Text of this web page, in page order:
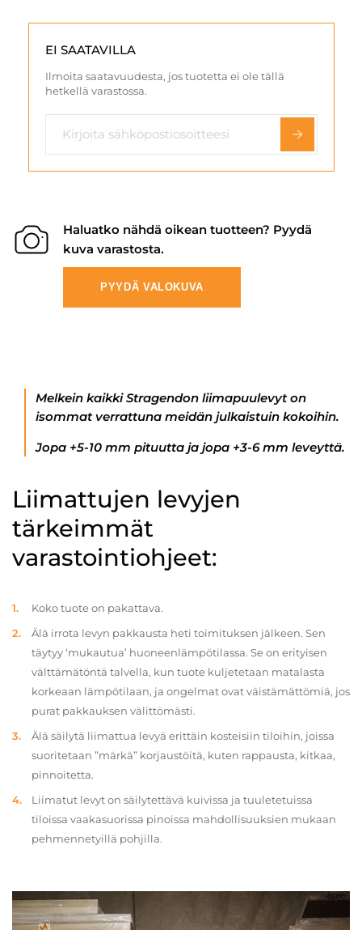
EI SAATAVILLA
Ilmoita saatavuudesta, jos tuotetta ei ole tällä
hetkellä varastossa.
Haluatko nähdä oikean tuotteen? Pyydä
kuva varastosta.
PYYDÄ VALOKUVA
Melkein kaikki Stragendon liimapuulevyt on
isommat verrattuna meidän julkaistuin kokoihin.
Jopa +5-10 mm pituutta ja jopa +3-6 mm leveyttä.
Liimattujen levyjen
tärkeimmät
varastointiohjeet:
Koko tuote on pakattava.
Älä irrota levyn pakkausta heti toimituksen jälkeen. Sen
täytyy ‘mukautua’ huoneenlämpötilassa. Se on erityisen
välttämätöntä talvella, kun tuote kuljetetaan matalasta
korkeaan lämpötilaan, ja ongelmat ovat väistämättömiä, jos
purat pakkauksen välittömästi.
Älä säilytä liimattua levyä erittäin kosteisiin tiloihin, joissa
suoritetaan ”märkä” korjaustöitä, kuten rappausta, kitkaa,
pinnoitetta.
Liimatut levyt on säilytettävä kuivissa ja tuuletetuissa
tiloissa vaakasuorissa pinoissa mahdollisuuksien mukaan
pehmennetyillä pohjilla.